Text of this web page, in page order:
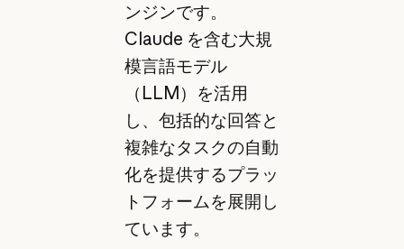
ンジンです。
Claude を含む大規
模言語モデル
（LLM）を活用
し、包括的な回答と
複雑なタスクの自動
化を提供するプラッ
トフォームを展開し
ています。